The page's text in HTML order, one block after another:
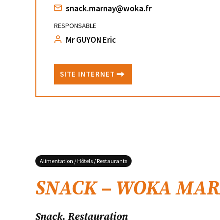
snack.marnay@woka.fr
RESPONSABLE
Mr GUYON Eric
SITE INTERNET
Alimentation / Hôtels / Restaurants
SNACK – WOKA
Snack, Restauration